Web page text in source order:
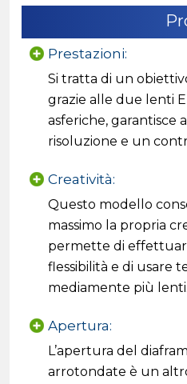
Prestazioni:
Si tratta di un
grazie alle due lenti
asferiche, garantisce
risoluzione e un
Creatività:
Questo modello
massimo la propria
permette di
flessibilità e di usare
mediamente più lenti.
Apertura:
L’apertura del
arrotondate è un